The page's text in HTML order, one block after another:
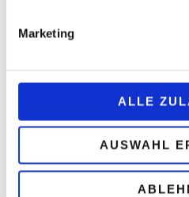
Marketing
ALLE
AUSWAHL
Bauteils auf bis zu 60°C
Gegenstände bestechen
Homogenität in sämtlichen
Belastbarkeit und
Beanspruchungsrichtung
Materialeinsatz und